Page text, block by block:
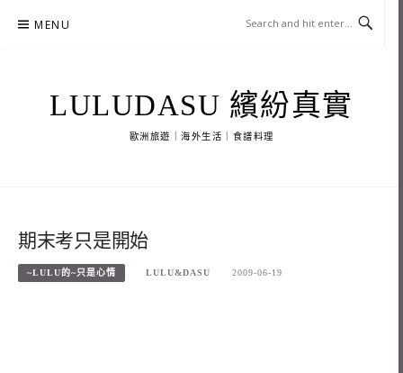
MENU
LULUDASU 繽紛真實
歐洲旅遊｜海外生活｜食譜料理
期末考只是開始
~LULU的~只是心情 LULU&DASU 2009-06-19